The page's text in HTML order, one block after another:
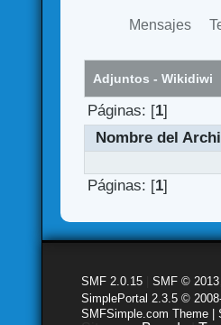
Mensajes
Adjuntos - Wikidiwi
Páginas: [1]
Nombre del
Páginas: [1]
SMF 2.0.15 |SMF © 2013
SimplePortal 2.3.5 ©
SMFSimple.com Theme |